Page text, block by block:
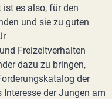
ist es also, für den
und sie zu guten
Freizeitverhalten
dazu zu bringen,
der
der Jungen am